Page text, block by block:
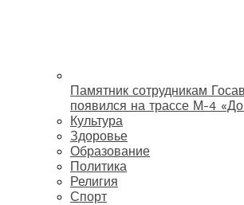
Памятник сотрудникам
появился на трассе М-4
Культура
Здоровье
Образование
Политика
Религия
Спорт